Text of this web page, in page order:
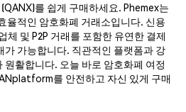
를 쉽게 구매하세요. Phemex는
율적인 암호화폐 거래소입니다. 신용
체 및 P2P 거래를 포함한 유연한 결제
가 가능합니다. 직관적인 플랫폼과 강
원활합니다. 오늘 바로 암호화폐 여정
를 안전하고 자신 있게 구매